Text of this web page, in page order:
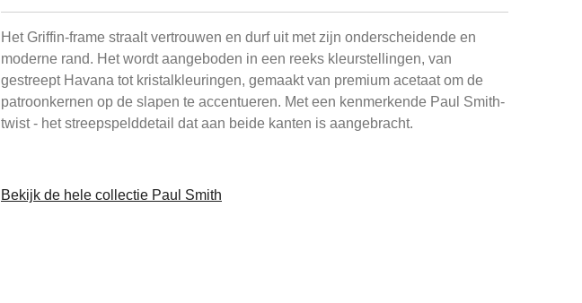
Het Griffin-frame straalt vertrouwen en durf uit met zijn onderscheidende en
moderne rand. Het wordt aangeboden in een reeks kleurstellingen, van
gestreept Havana tot kristalkleuringen, gemaakt van premium acetaat om de
patroonkernen op de slapen te accentueren. Met een kenmerkende Paul Smith-
twist - het streepspelddetail dat aan beide kanten is aangebracht.
Bekijk de hele collectie Paul Smith